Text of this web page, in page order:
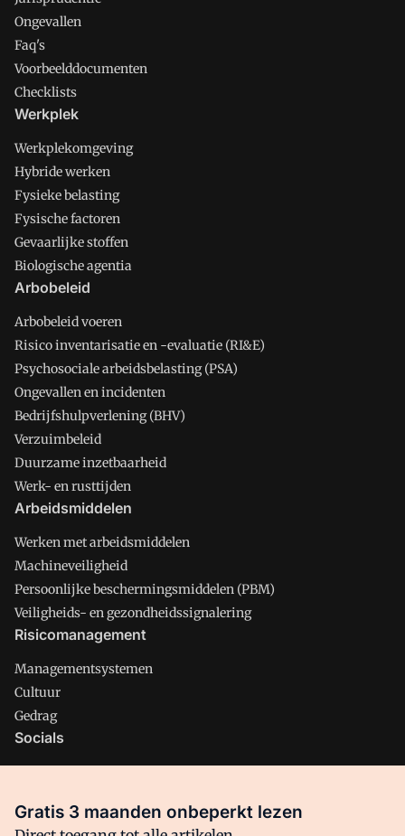
Ongevallen
Faq's
Voorbeelddocumenten
Checklists
Werkplek
Werkplekomgeving
Hybride werken
Fysieke belasting
Fysische factoren
Gevaarlijke stoffen
Biologische agentia
Arbobeleid
Arbobeleid voeren
Risico inventarisatie en -evaluatie (RI&E)
Psychosociale arbeidsbelasting (PSA)
Ongevallen en incidenten
Bedrijfshulpverlening (BHV)
Verzuimbeleid
Duurzame inzetbaarheid
Werk- en rusttijden
Arbeidsmiddelen
Werken met arbeidsmiddelen
Machineveiligheid
Persoonlijke beschermingsmiddelen (PBM)
Veiligheids- en gezondheidssignalering
Risicomanagement
Managementsystemen
Cultuur
Gedrag
Socials
Facebook
Gratis 3 maanden onbeperkt lezen